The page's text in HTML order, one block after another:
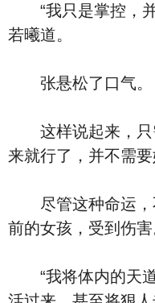
“我只是掌控，
若曦道。
张悬松了口气。
这样说起来，只
来就行了，并不需要
尽管这种命运，
前的女孩，受到伤害
“我将体内的天道